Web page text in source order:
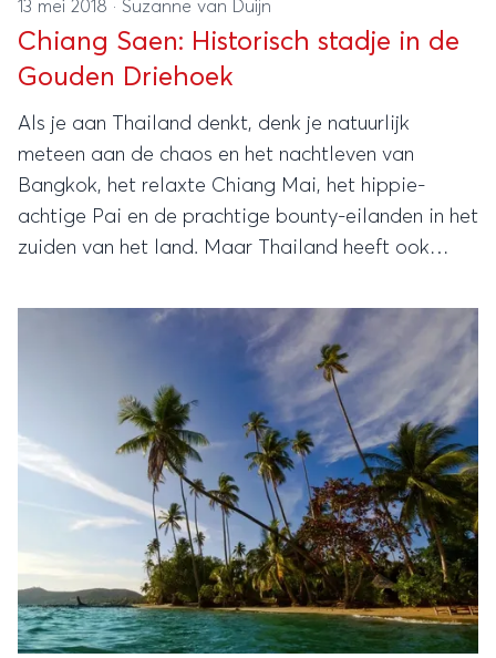
13 mei 2018 · Suzanne van Duijn
Chiang Saen: Historisch stadje in de
Gouden Driehoek
Als je aan Thailand denkt, denk je natuurlijk
meteen aan de chaos en het nachtleven van
Bangkok, het relaxte Chiang Mai, het hippie-
achtige Pai en de prachtige bounty-eilanden in het
zuiden van het land. Maar Thailand heeft ook